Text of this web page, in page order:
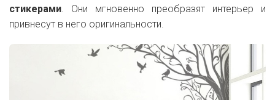
стикерами . Они мгновенно преобразят интерьер и
привнесут в него оригинальности.